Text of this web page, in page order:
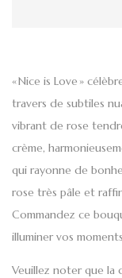
« Nice is Love »
travers de subtiles
vibrant de rose
crème,
qui rayonne de
rose très pâle et
Commandez ce
illuminer vos
Veuillez noter que la